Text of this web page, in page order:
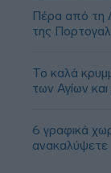
Πέρα από τη
της
Το καλά
των Αγίων
6 γραφικά
ανακαλύψετε